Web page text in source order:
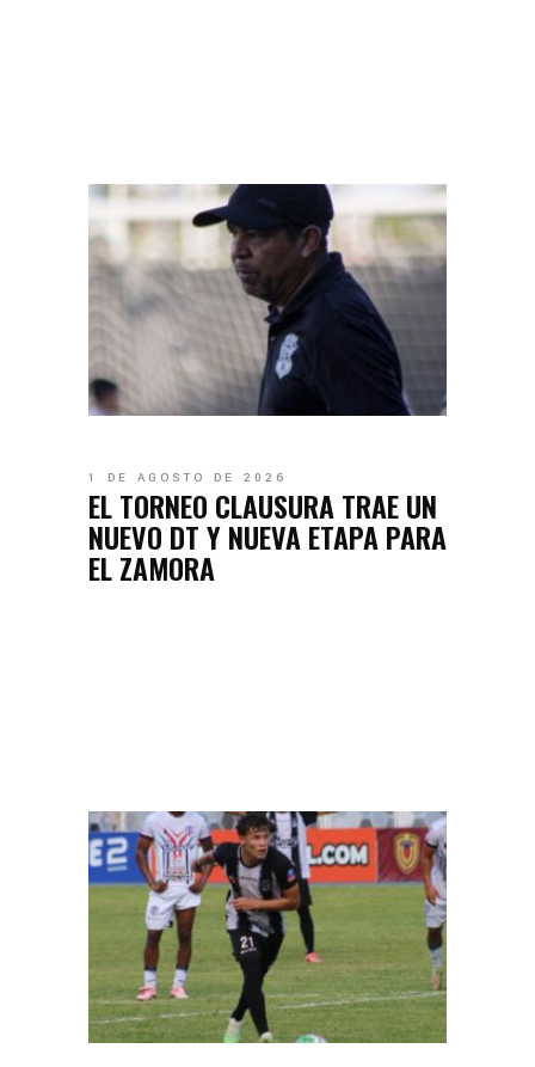
1 DE AGOSTO DE 2026
EL TORNEO CLAUSURA TRAE UN
NUEVO DT Y NUEVA ETAPA PARA
EL ZAMORA